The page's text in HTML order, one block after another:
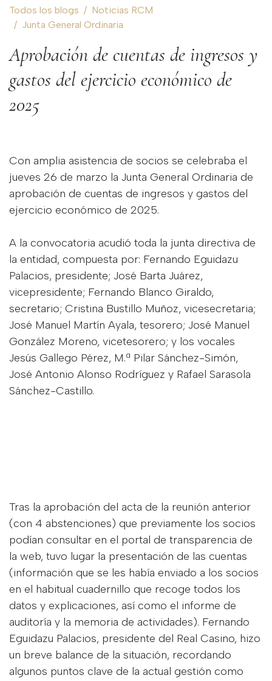
Todos los blogs
Noticias RCM
Junta General Ordinaria
Aprobación de cuentas de ingresos y
gastos del ejercicio económico de
2025
Con amplia asistencia de socios se celebraba el
jueves 26 de marzo la Junta General Ordinaria de
aprobación de cuentas de ingresos y gastos del
ejercicio económico de 2025.
A la convocatoria acudió toda la junta directiva de
la entidad, compuesta por: Fernando Eguidazu
Palacios, presidente; José Barta Juárez,
vicepresidente; Fernando Blanco Giraldo,
secretario; Cristina Bustillo Muñoz, vicesecretaria;
José Manuel Martín Ayala, tesorero; José Manuel
González Moreno, vicetesorero; y los vocales
Jesús Gallego Pérez, M.ª Pilar Sánchez-Simón,
José Antonio Alonso Rodríguez y Rafael Sarasola
Sánchez-Castillo.
Tras la aprobación del acta de la reunión anterior
(con 4 abstenciones) que previamente los socios
podían consultar en el portal de transparencia de
la web, tuvo lugar la presentación de las cuentas
(información que se les había enviado a los socios
en el habitual cuadernillo que recoge todos los
datos y explicaciones, así como el informe de
auditoría y la memoria de actividades). Fernando
Eguidazu Palacios, presidente del Real Casino, hizo
un breve balance de la situación, recordando
algunos puntos clave de la actual gestión como